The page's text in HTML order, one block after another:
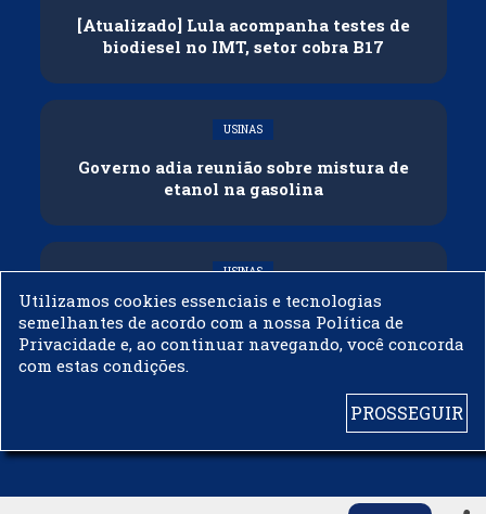
[Atualizado] Lula acompanha testes de
biodiesel no IMT, setor cobra B17
USINAS
Governo adia reunião sobre mistura de
etanol na gasolina
USINAS
CNPE veda importação de biodiesel
Utilizamos cookies essenciais e tecnologias
semelhantes de acordo com a nossa Política de
Privacidade e, ao continuar navegando, você concorda
com estas condições.
PROSSEGUIR